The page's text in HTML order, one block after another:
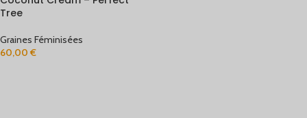
Tree
Graines Féminisées
60,00 €